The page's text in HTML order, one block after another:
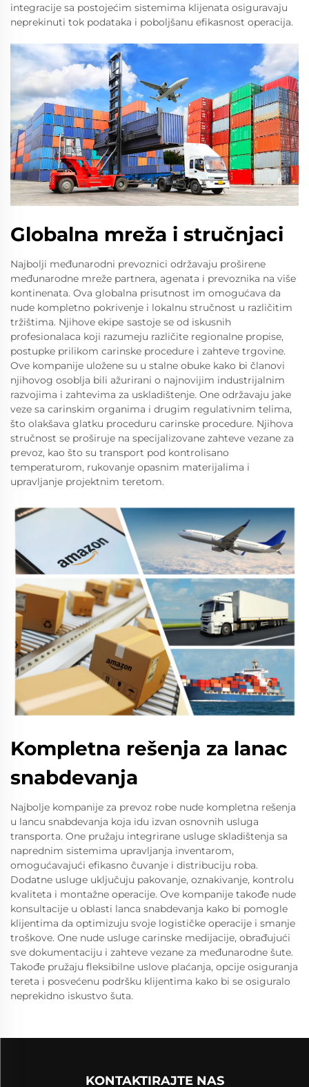
integracije sa postojećim sistemima klijenata osiguravaju
neprekinuti tok podataka i poboljšanu efikasnost operacija.
Globalna mreža i stručnjaci
Najbolji međunarodni prevoznici održavaju proširene
međunarodne mreže partnera, agenata i prevoznika na više
kontinenata. Ova globalna prisutnost im omogućava da
nude kompletno pokrivenje i lokalnu stručnost u različitim
tržištima. Njihove ekipе sastoje se od iskusnih
profesionalaca koji razumeju različite regionalne propise,
postupke prilikom carinske procedure i zahteve trgovine.
Ove kompanije uložene su u stalne obuke kako bi članovi
njihovog osoblja bili ažurirani o najnovijim industrijalnim
razvojima i zahtevima za uskladištenje. One održavaju jake
veze sa carinskim organima i drugim regulativnim telima,
što olakšava glatku proceduru carinske procedure. Njihova
stručnost se proširuje na specijalizovane zahteve vezane za
prevoz, kao što su transport pod kontrolisano
temperaturom, rukovanje opasnim materijalima i
upravljanje projektnim teretom.
Kompletna rešenja za lanac
snabdevanja
Najbolje kompanije za prevoz robe nude kompletna rešenja
u lancu snabdevanja koja idu izvan osnovnih usluga
transporta. One pružaju integrirane usluge skladištenja sa
naprednim sistemima upravljanja inventarom,
omogućavajući efikasno čuvanje i distribuciju roba.
Dodatne usluge uključuju pakovanje, oznakivanje, kontrolu
kvaliteta i montažne operacije. Ove kompanije takođe nude
konsultacije u oblasti lanca snabdevanja kako bi pomogle
klijentima da optimizuju svoje logističke operacije i smanje
troškove. One nude usluge carinske medijacije, obrađujući
sve dokumentaciju i zahteve vezane za međunarodne šute.
Takođe pružaju fleksibilne uslove plaćanja, opcije osiguranja
tereta i posvećenu podršku klijentima kako bi se osiguralo
neprekidno iskustvo šuta.
KONTAKTIRAJTE NAS